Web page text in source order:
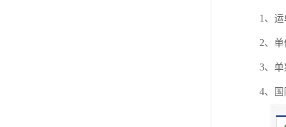
1、
2、单
3、
4、